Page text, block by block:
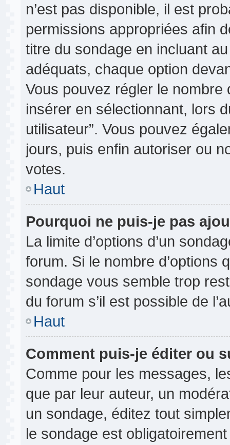
n’est pas disponible, il est
permissions appropriées afin
titre du sondage en incluant
adéquats, chaque option
Vous pouvez régler le nombre
insérer en sélectionnant, lors
utilisateur”. Vous pouvez
jours, puis enfin autoriser ou
votes.
Haut
Pourquoi ne puis-je pas
La limite d’options d’un
forum. Si le nombre d’options
sondage vous semble trop
du forum s’il est possible de
Haut
Comment puis-je éditer ou
Comme pour les messages,
que par leur auteur, un
un sondage, éditez tout
le sondage est